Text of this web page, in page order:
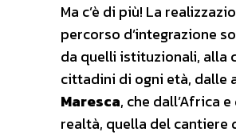
Ma c’è di più! La
percorso d’integrazione
da quelli istituzionali, alla
cittadini di ogni età, dalle
Maresca, che dall’Africa
realtà, quella del cantiere